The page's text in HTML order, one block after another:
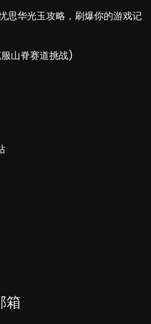
思华光玉攻略，刷爆你的游戏记
山脊赛道挑战)
箱